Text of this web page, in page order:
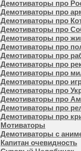
Демотиваторы про
Демотиваторы про
Демотиваторы про
Демотиваторы про
Демотиваторы про
Демотиваторы про
Демотиваторы про
Демотиваторы про
Демотиваторы про
Демотиваторы про
Демотиваторы про
Демотиваторы про
Демотиваторы про
Демотиваторы про
Мотиваторы
Демотиваторы с
Капитан очевидность